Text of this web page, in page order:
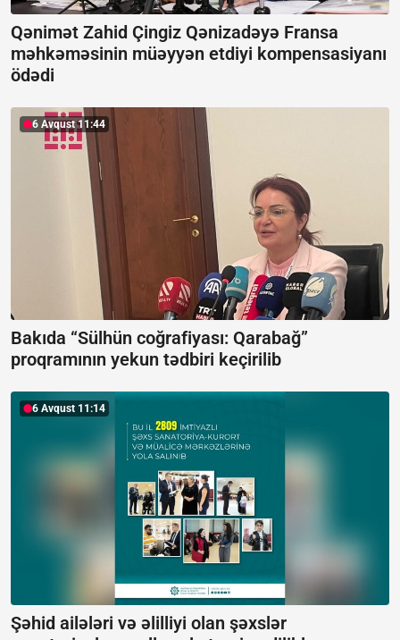
Qənimət Zahid Çingiz Qənizadəyə Fransa
məhkəməsinin müəyyən etdiyi kompensasiyanı
ödədi
6 Avqust 11:44
Bakıda “Sülhün coğrafiyası: Qarabağ”
proqramının yekun tədbiri keçirilib
6 Avqust 11:14
Şəhid ailələri və əlilliyi olan şəxslər